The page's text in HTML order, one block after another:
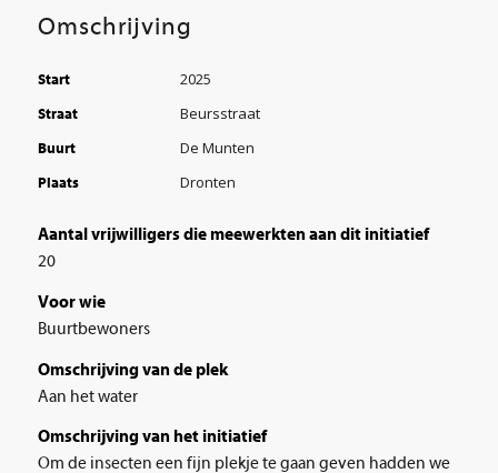
Omschrijving
Start 2025
Straat Beursstraat
Buurt De Munten
Plaats Dronten
Aantal vrijwilligers die meewerkten aan dit initiatief
20
Voor wie
Buurtbewoners
Omschrijving van de plek
Aan het water
Omschrijving van het initiatief
Om de insecten een fijn plekje te gaan geven hadden we